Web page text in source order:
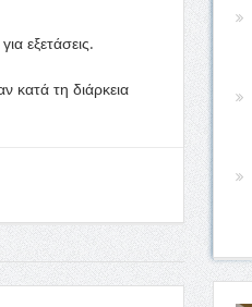
εξετάσεις.
κατά τη διάρκεια